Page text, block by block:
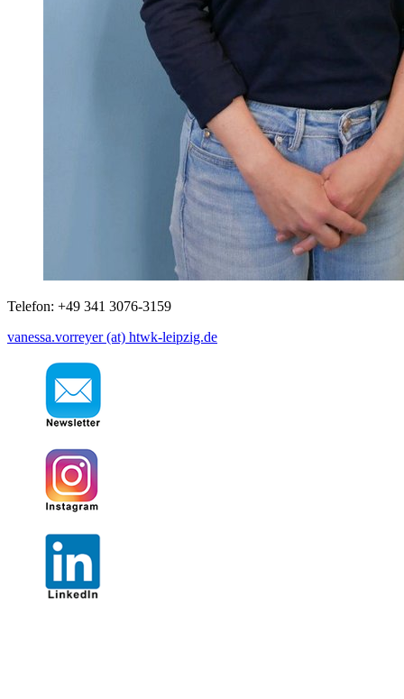
Telefon: +49 341 3076-3159
vanessa.vorreyer (at) htwk-leipzig.de